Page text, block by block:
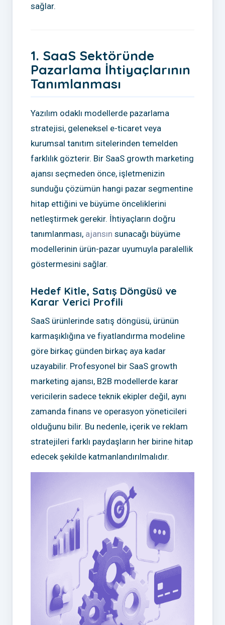
sağlar.
1. SaaS Sektöründe
Pazarlama İhtiyaçlarının
Tanımlanması
Yazılım odaklı modellerde pazarlama
stratejisi, geleneksel e-ticaret veya
kurumsal tanıtım sitelerinden temelden
farklılık gözterir. Bir SaaS growth marketing
ajansı seçmeden önce, işletmenizin
sunduğu çözümün hangi pazar segmentine
hitap ettiğini ve büyüme önceliklerini
netleştirmek gerekir. İhtiyaçların doğru
tanımlanması, ajansın sunacağı büyüme
modellerinin ürün-pazar uyumuyla paralellik
göstermesini sağlar.
Hedef Kitle, Satış Döngüsü ve
Karar Verici Profili
SaaS ürünlerinde satış döngüsü, ürünün
karmaşıklığına ve fiyatlandırma modeline
göre birkaç günden birkaç aya kadar
uzayabilir. Profesyonel bir SaaS growth
marketing ajansı, B2B modellerde karar
vericilerin sadece teknik ekipler değil, aynı
zamanda finans ve operasyon yöneticileri
olduğunu bilir. Bu nedenle, içerik ve reklam
stratejileri farklı paydaşların her birine hitap
edecek şekilde katmanlandırılmalıdır.